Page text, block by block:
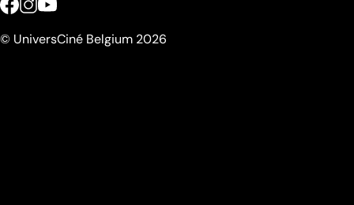
© UniversCiné Belgium 2026